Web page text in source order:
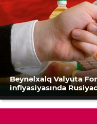
Beynəlxalq Valyuta
inflyasiyasında